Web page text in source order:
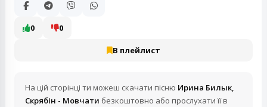
0 0
В плейлист
На цій сторінці ти можеш скачати пісню Ирина Билык,
Скрябін - Мовчати безкоштовно або прослухати її в